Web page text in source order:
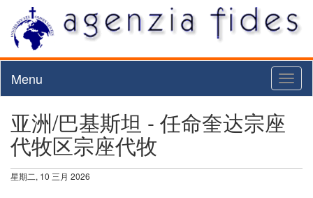
Menu
亚洲/巴基斯坦 - 任命奎达宗座
代牧区宗座代牧
星期二, 10 三月 2026